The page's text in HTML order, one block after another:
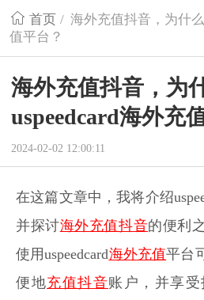
首页 / 海外充值抖音，为什
值平台？
海外充值抖音，为
uspeedcard海外充
2024-02-02 12:00:11
在这篇文章中，我将介绍
并探讨海外充值抖音的便利
使用uspeedcard海外充值平台
便地充值抖音账户，并享